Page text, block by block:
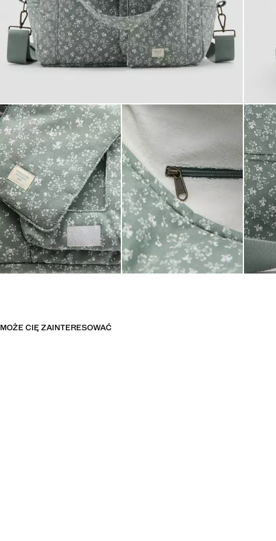
MOŻE CIĘ ZAINTERESOWAĆ